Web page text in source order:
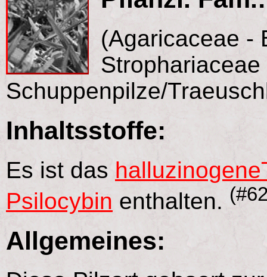
(Agaricaceae -
Strophariaceae
Schuppenpilze/
Inhaltsstoffe:
Es ist das
Psilocybin enthalten.
Allgemeines: